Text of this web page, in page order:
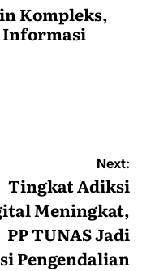
Kompleks,
Next:
Tingkat Adiksi
Meningkat,
PP TUNAS Jadi
Pengendalian